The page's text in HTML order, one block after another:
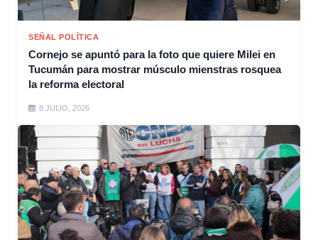
SEÑAL POLÍTICA
Cornejo se apuntó para la foto que quiere Milei en
Tucumán para mostrar músculo mienstras rosquea
la reforma electoral
8 JULIO, 2026